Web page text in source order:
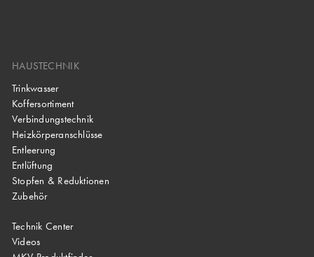
HAUSTECHNIK
Trinkwasser
Koffersortiment
Verbindungstechnik
Heizkörperanschlüsse
Entleerung
Entlüftung
Stopfen & Reduktionen
Zubehör
Technik Center
Videos